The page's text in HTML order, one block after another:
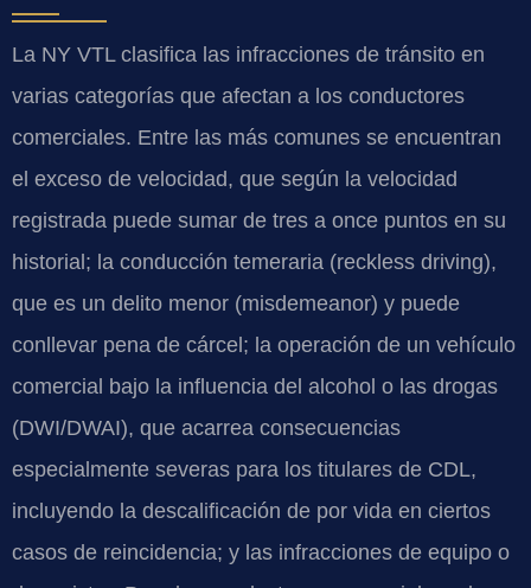
La NY VTL clasifica las infracciones de tránsito en
varias categorías que afectan a los conductores
comerciales. Entre las más comunes se encuentran
el exceso de velocidad, que según la velocidad
registrada puede sumar de tres a once puntos en su
historial; la conducción temeraria (reckless driving),
que es un delito menor (misdemeanor) y puede
conllevar pena de cárcel; la operación de un vehículo
comercial bajo la influencia del alcohol o las drogas
(DWI/DWAI), que acarrea consecuencias
especialmente severas para los titulares de CDL,
incluyendo la descalificación de por vida en ciertos
casos de reincidencia; y las infracciones de equipo o